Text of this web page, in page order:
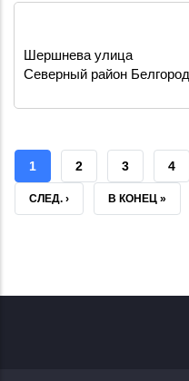
Шершнева улица
Северный район
ТЕКУЩАЯ
СТРАНИЦА
1 СТРАНИЦА
2 СТРАНИЦА
3 4
СЛЕДУЮЩАЯ
СЛЕД. › ПОСЛЕДНЯЯ
В КОНЕЦ »